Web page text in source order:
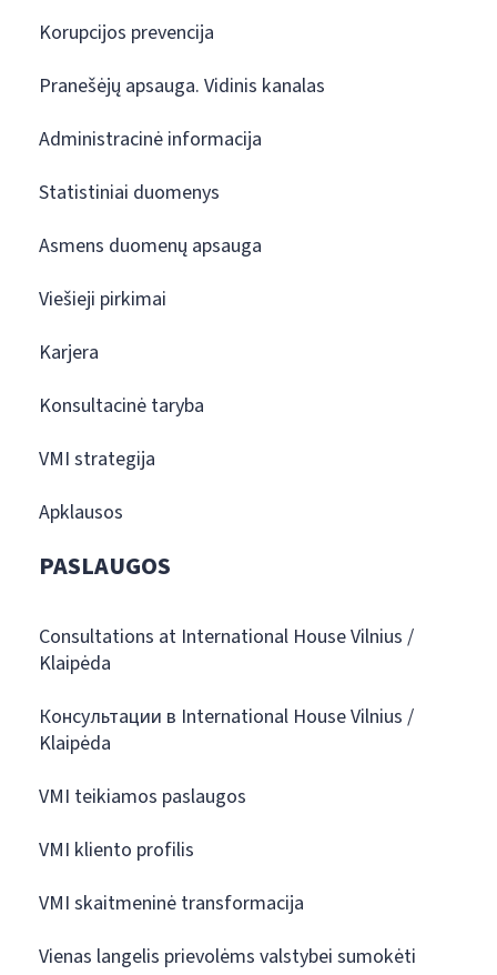
Korupcijos prevencija
Pranešėjų apsauga. Vidinis kanalas
Administracinė informacija
Statistiniai duomenys
Asmens duomenų apsauga
Viešieji pirkimai
Karjera
Konsultacinė taryba
VMI strategija
Apklausos
PASLAUGOS
Consultations at International House Vilnius /
Klaipėda
Консультации в International House Vilnius /
Klaipėda
VMI teikiamos paslaugos
VMI kliento profilis
VMI skaitmeninė transformacija
Vienas langelis prievolėms valstybei sumokėti